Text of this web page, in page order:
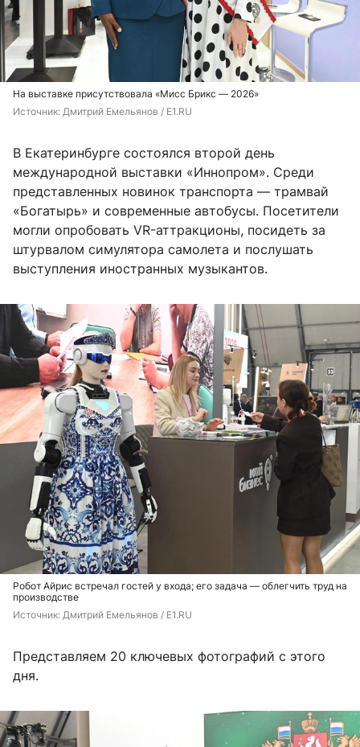
На выставке присутствовала «Мисс Брикс — 2026»
Источник: Дмитрий Емельянов / E1.RU
В Екатеринбурге состоялся второй день
международной выставки «Иннопром». Среди
представленных новинок транспорта — трамвай
«Богатырь» и современные автобусы. Посетители
могли опробовать VR-аттракционы, посидеть за
штурвалом симулятора самолета и послушать
выступления иностранных музыкантов.
Робот Айрис встречал гостей у входа; его задача — облегчить труд на
производстве
Источник: Дмитрий Емельянов / E1.RU
Представляем 20 ключевых фотографий с этого
дня.